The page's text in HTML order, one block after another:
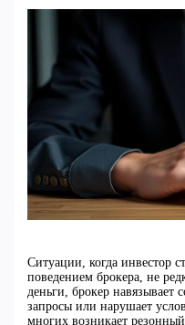
Ситуации, когда инвестор
поведением брокера, не
деньги, брокер навязывает
запросы или нарушает
многих возникает